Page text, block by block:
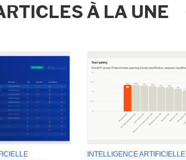
À LA UNE
INTELLIGENCE ARTIFICIELLE